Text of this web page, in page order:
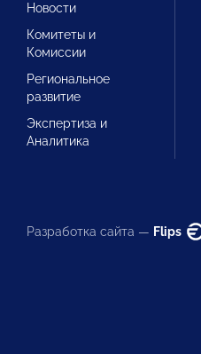
Новости
Комитеты и
Комиссии
Региональное
развитие
Экспертиза и
Аналитика
Разработка сайта — Flips